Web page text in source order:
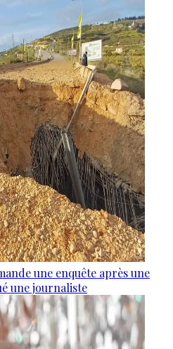
une enquête après une
une journaliste